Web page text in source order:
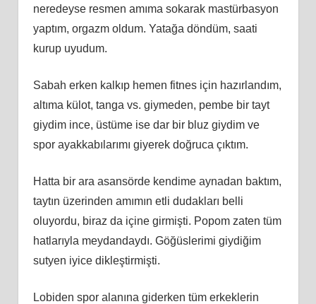
neredeyse resmen amıma sokarak mastürbasyon
yaptım, orgazm oldum. Yatağa döndüm, saati
kurup uyudum.
Sabah erken kalkıp hemen fitnes için hazırlandım,
altıma külot, tanga vs. giymeden, pembe bir tayt
giydim ince, üstüme ise dar bir bluz giydim ve
spor ayakkabılarımı giyerek doğruca çıktım.
Hatta bir ara asansörde kendime aynadan baktım,
taytın üzerinden amımın etli dudakları belli
oluyordu, biraz da içine girmişti. Popom zaten tüm
hatlarıyla meydandaydı. Göğüslerimi giydiğim
sutyen iyice dikleştirmişti.
Lobiden spor alanına giderken tüm erkeklerin